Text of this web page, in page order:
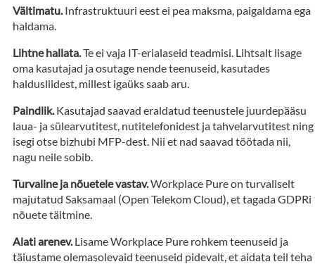
Vältimatu.Infrastruktuuri eest ei pea maksma, paigaldama ega
haldama.
Lihtne hallata.Te ei vaja IT-erialaseid teadmisi. Lihtsalt lisage
oma kasutajad ja osutage nende teenuseid, kasutades
haldusliidest, millest igaüks saab aru.
Paindlik.Kasutajad saavad eraldatud teenustele juurdepääsu
laua- ja sülearvutitest, nutitelefonidest ja tahvelarvutitest ning
isegi otse bizhubi MFP-dest. Nii et nad saavad töötada nii,
nagu neile sobib.
Turvaline ja nõuetele vastav.Workplace Pure on turvaliselt
majutatud Saksamaal (Open Telekom Cloud), et tagada GDPRi
nõuete täitmine.
Alati arenev.Lisame Workplace Pure rohkem teenuseid ja
täiustame olemasolevaid teenuseid pidevalt, et aidata teil teha